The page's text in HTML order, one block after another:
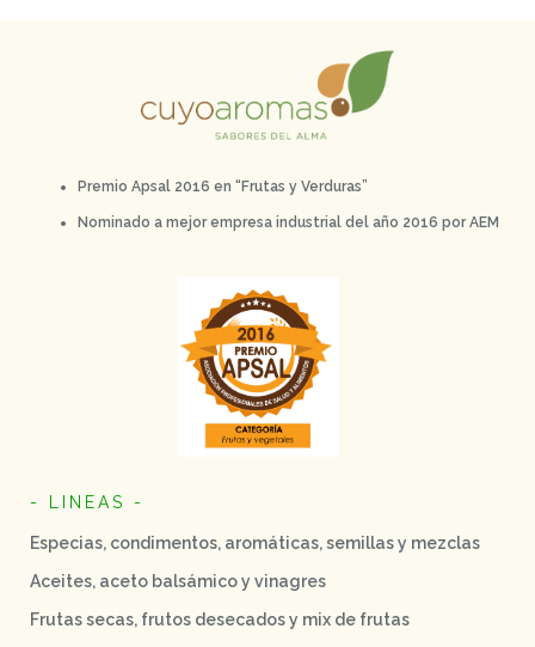
Premio Apsal 2016 en “Frutas y Verduras”
Nominado a mejor empresa industrial del año 2016 por AEM
- LINEAS -
Especias, condimentos, aromáticas, semillas y mezclas
Aceites, aceto balsámico y vinagres
Frutas secas, frutos desecados y mix de frutas